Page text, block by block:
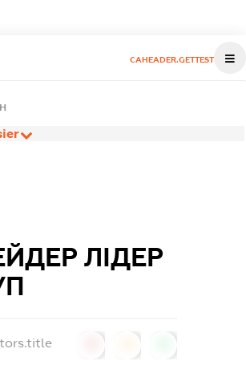
CAHEADER.GETTEST
ЛІДЕР